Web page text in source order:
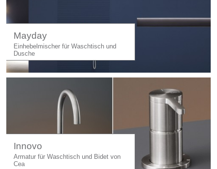
Mayday
Einhebelmischer für Waschtisch und
Dusche
Innovo
Armatur für Waschtisch und Bidet von
Cea